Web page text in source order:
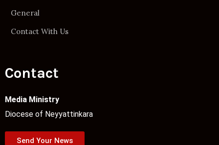
General
Contact With Us
Contact
Media Ministry
Diocese of Neyyattinkara
Send Your News